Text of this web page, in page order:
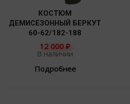
КОСТЮМ
ДЕМИСЕЗОННЫЙ БЕРКУТ
60-62/182-188
12 000 ₽
В наличии
Подробнее